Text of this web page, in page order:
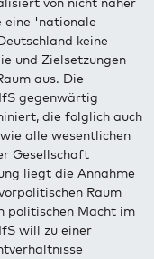
eine 'nationale
keine
und Zielsetzungen
aus. Die
gegenwärtig
die folglich auch
alle wesentlichen
Gesellschaft
liegt die Annahme
Raum
politischen Macht im
will zu einer